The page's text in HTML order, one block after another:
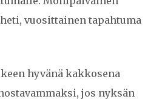
vuosittainen tapahtuma
hyvänä kakkosena
jos nyksän